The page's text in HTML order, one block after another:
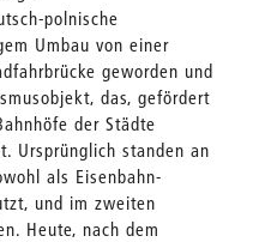
polnische
Umbau von einer
geworden und
das, gefördert
der Städte
Ursprünglich standen an
als Eisenbahn-
und im zweiten
Heute, nach dem